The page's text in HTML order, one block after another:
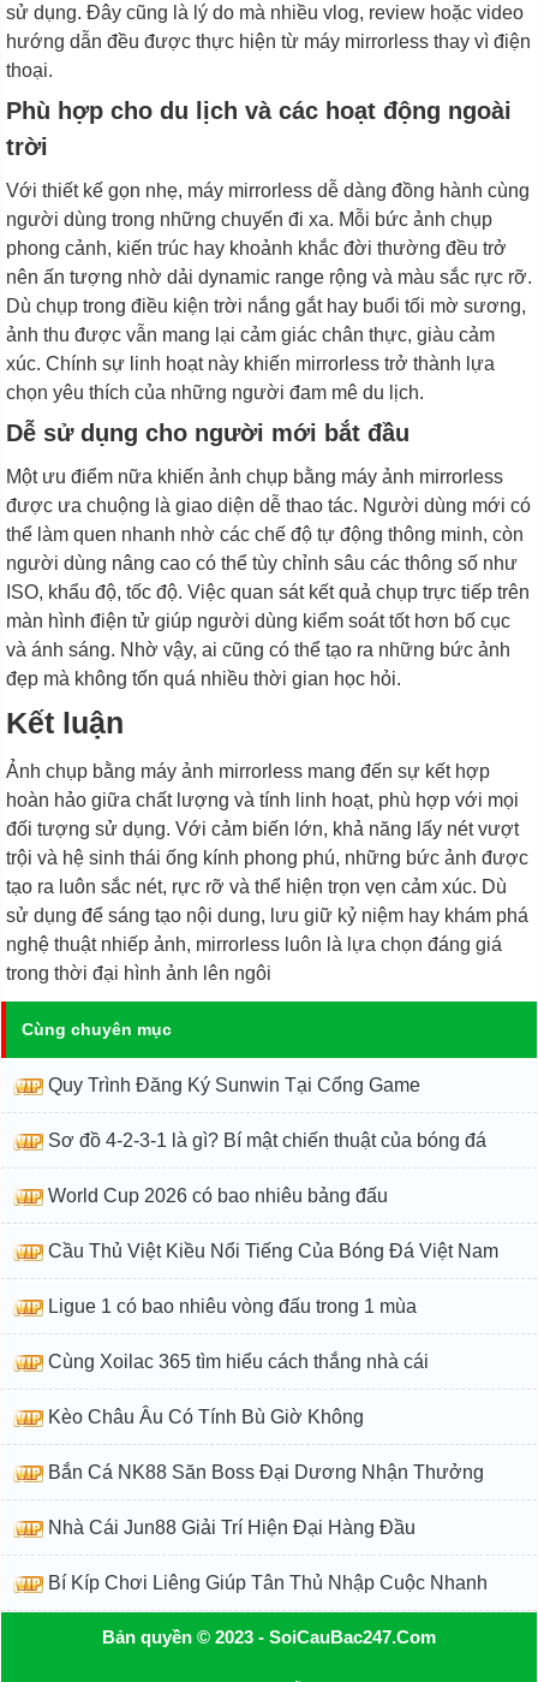
sử dụng. Đây cũng là lý do mà nhiều vlog, review hoặc video
hướng dẫn đều được thực hiện từ máy mirrorless thay vì điện
thoại.
Phù hợp cho du lịch và các hoạt động ngoài
trời
Với thiết kế gọn nhẹ, máy mirrorless dễ dàng đồng hành cùng
người dùng trong những chuyến đi xa. Mỗi bức ảnh chụp
phong cảnh, kiến trúc hay khoảnh khắc đời thường đều trở
nên ấn tượng nhờ dải dynamic range rộng và màu sắc rực rỡ.
Dù chụp trong điều kiện trời nắng gắt hay buổi tối mờ sương,
ảnh thu được vẫn mang lại cảm giác chân thực, giàu cảm
xúc. Chính sự linh hoạt này khiến mirrorless trở thành lựa
chọn yêu thích của những người đam mê du lịch.
Dễ sử dụng cho người mới bắt đầu
Một ưu điểm nữa khiến ảnh chụp bằng máy ảnh mirrorless
được ưa chuộng là giao diện dễ thao tác. Người dùng mới có
thể làm quen nhanh nhờ các chế độ tự động thông minh, còn
người dùng nâng cao có thể tùy chỉnh sâu các thông số như
ISO, khẩu độ, tốc độ. Việc quan sát kết quả chụp trực tiếp trên
màn hình điện tử giúp người dùng kiểm soát tốt hơn bố cục
và ánh sáng. Nhờ vậy, ai cũng có thể tạo ra những bức ảnh
đẹp mà không tốn quá nhiều thời gian học hỏi.
Kết luận
Ảnh chụp bằng máy ảnh mirrorless mang đến sự kết hợp
hoàn hảo giữa chất lượng và tính linh hoạt, phù hợp với mọi
đối tượng sử dụng. Với cảm biến lớn, khả năng lấy nét vượt
trội và hệ sinh thái ống kính phong phú, những bức ảnh được
tạo ra luôn sắc nét, rực rỡ và thể hiện trọn vẹn cảm xúc. Dù
sử dụng để sáng tạo nội dung, lưu giữ kỷ niệm hay khám phá
nghệ thuật nhiếp ảnh, mirrorless luôn là lựa chọn đáng giá
trong thời đại hình ảnh lên ngôi
Cùng chuyên mục
Quy Trình Đăng Ký Sunwin Tại Cổng Game
Sơ đồ 4-2-3-1 là gì? Bí mật chiến thuật của bóng đá
World Cup 2026 có bao nhiêu bảng đấu
Cầu Thủ Việt Kiều Nổi Tiếng Của Bóng Đá Việt Nam
Ligue 1 có bao nhiêu vòng đấu trong 1 mùa
Cùng Xoilac 365 tìm hiểu cách thắng nhà cái
Kèo Châu Âu Có Tính Bù Giờ Không
Bắn Cá NK88 Săn Boss Đại Dương Nhận Thưởng
Nhà Cái Jun88 Giải Trí Hiện Đại Hàng Đầu
Bí Kíp Chơi Liêng Giúp Tân Thủ Nhập Cuộc Nhanh
Bản quyền © 2023 - SoiCauBac247.Com